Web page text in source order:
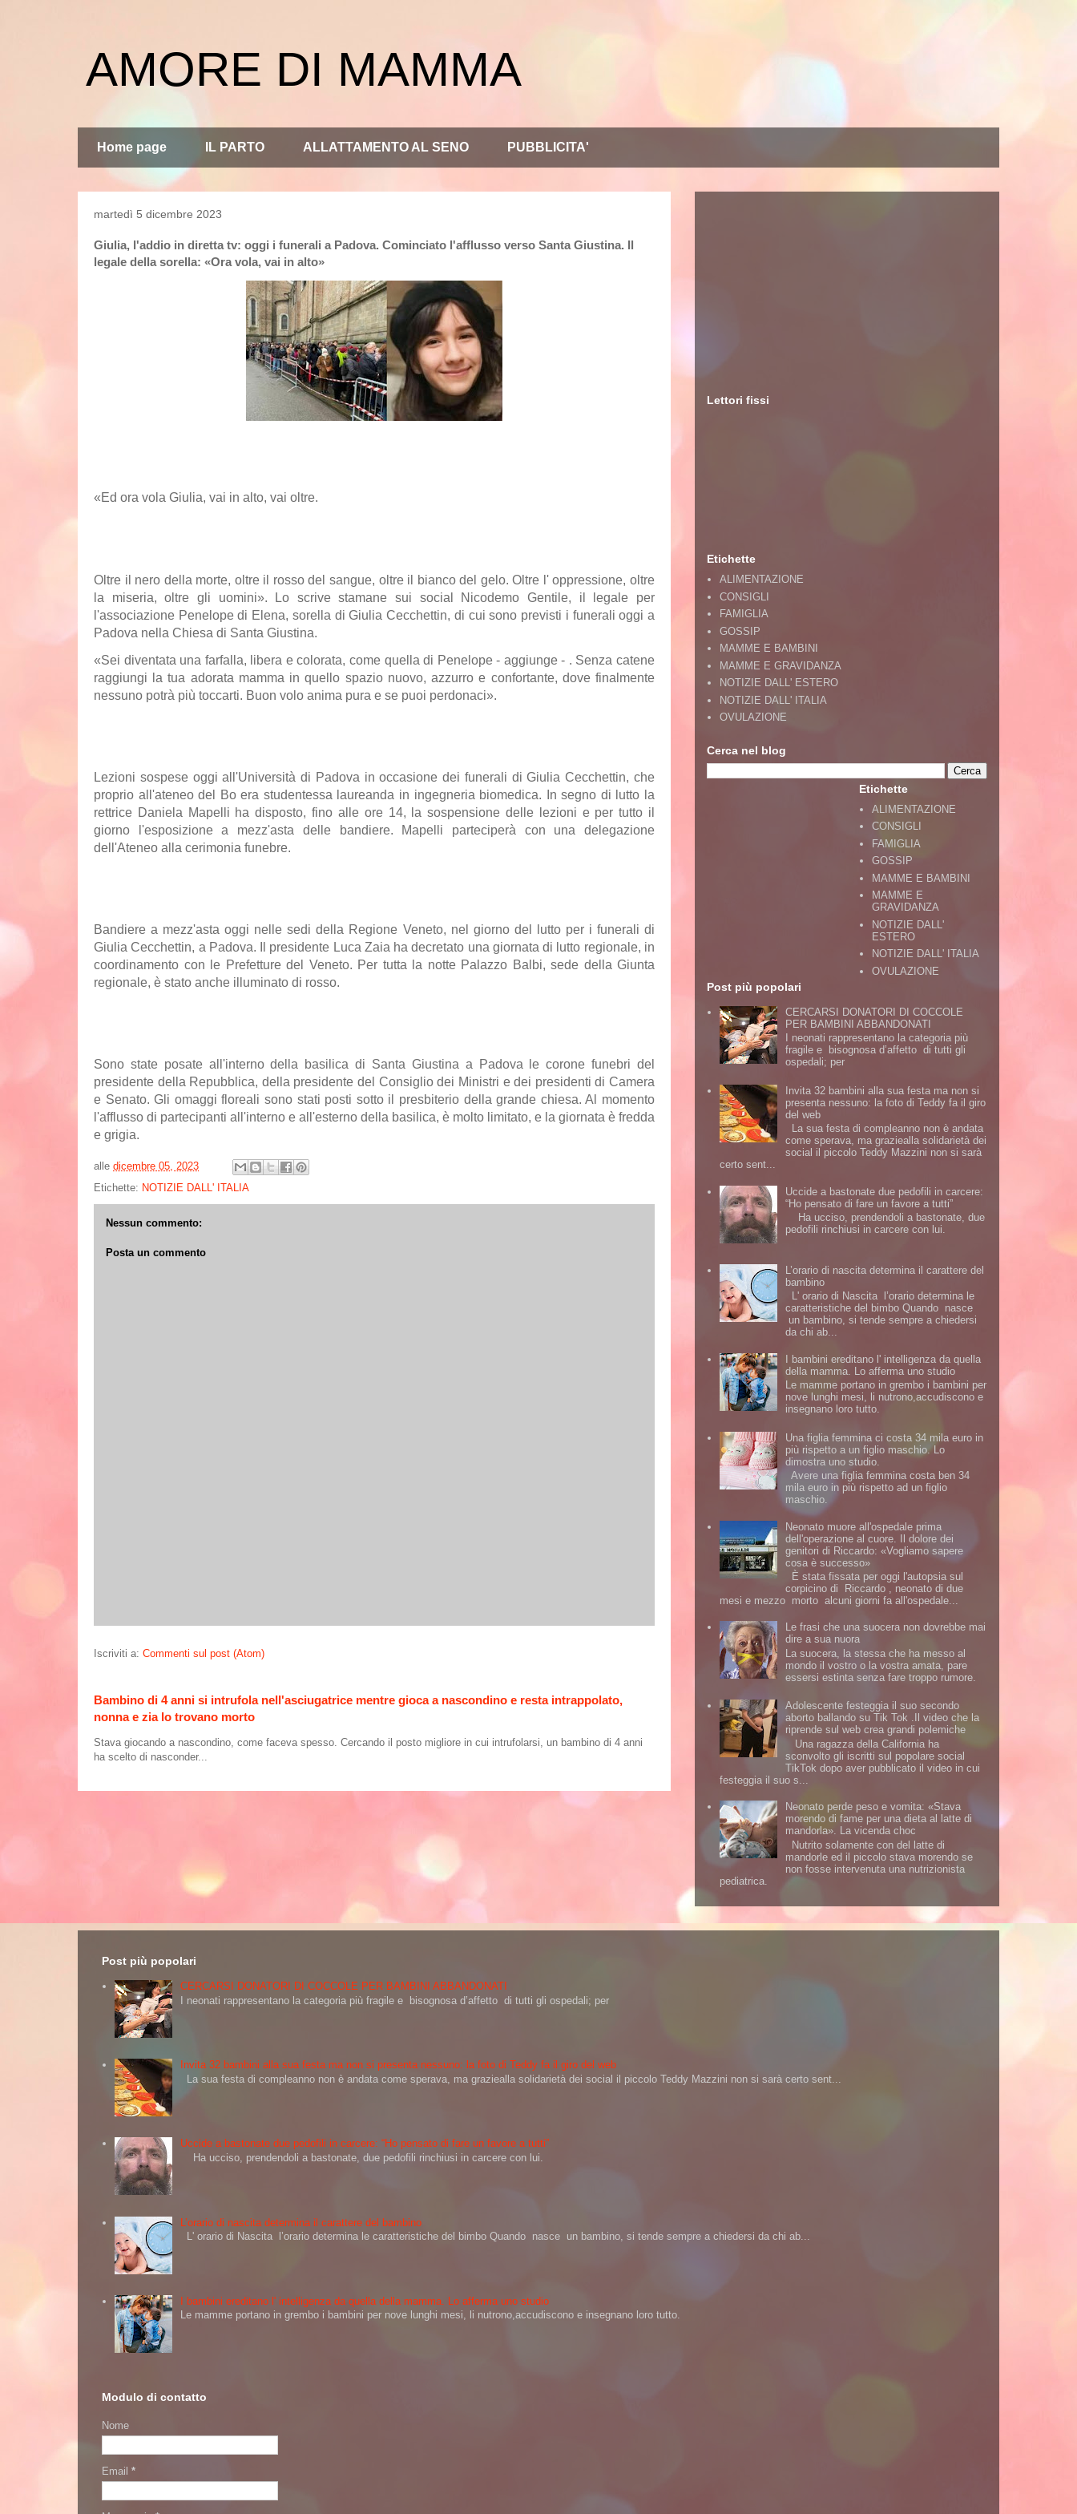
AMORE DI MAMMA
Home page IL PARTO ALLATTAMENTO AL SENO PUBBLICITA'
martedì 5 dicembre 2023
​Giulia, l'addio in diretta tv: oggi i funerali a Padova. Cominciato l'afflusso verso Santa Giustina. Il
legale della sorella: «Ora vola, vai in alto»
«Ed ora vola Giulia, vai in alto, vai oltre.
Oltre il nero della morte, oltre il rosso del sangue, oltre il bianco del gelo. Oltre l' oppressione, oltre
la miseria, oltre gli uomini». Lo scrive stamane sui social Nicodemo Gentile, il legale per
l'associazione Penelope di Elena, sorella di Giulia Cecchettin, di cui sono previsti i funerali oggi a
Padova nella Chiesa di Santa Giustina.
«Sei diventata una farfalla, libera e colorata, come quella di Penelope - aggiunge - . Senza catene
raggiungi la tua adorata mamma in quello spazio nuovo, azzurro e confortante, dove finalmente
nessuno potrà più toccarti. Buon volo anima pura e se puoi perdonaci».
Lezioni sospese oggi all'Università di Padova in occasione dei funerali di Giulia Cecchettin, che
proprio all'ateneo del Bo era studentessa laureanda in ingegneria biomedica. In segno di lutto la
rettrice Daniela Mapelli ha disposto, fino alle ore 14, la sospensione delle lezioni e per tutto il
giorno l'esposizione a mezz'asta delle bandiere. Mapelli parteciperà con una delegazione
dell'Ateneo alla cerimonia funebre.
Bandiere a mezz'asta oggi nelle sedi della Regione Veneto, nel giorno del lutto per i funerali di
Giulia Cecchettin, a Padova. Il presidente Luca Zaia ha decretato una giornata di lutto regionale, in
coordinamento con le Prefetture del Veneto. Per tutta la notte Palazzo Balbi, sede della Giunta
regionale, è stato anche illuminato di rosso.
Sono state posate all'interno della basilica di Santa Giustina a Padova le corone funebri del
presidente della Repubblica, della presidente del Consiglio dei Ministri e dei presidenti di Camera
e Senato. Gli omaggi floreali sono stati posti sotto il presbiterio della grande chiesa. Al momento
l'afflusso di partecipanti all'interno e all'esterno della basilica, è molto limitato, e la giornata è fredda
e grigia.
alle dicembre 05, 2023
Etichette: NOTIZIE DALL' ITALIA
Nessun commento:
Posta un commento
Iscriviti a: Commenti sul post (Atom)
Bambino di 4 anni si intrufola nell'asciugatrice mentre gioca a nascondino e resta intrappolato,
nonna e zia lo trovano morto
Stava giocando a nascondino, come faceva spesso. Cercando il posto migliore in cui intrufolarsi, un bambino di 4 anni
ha scelto di nasconder...
Lettori fissi
Etichette
ALIMENTAZIONE
CONSIGLI
FAMIGLIA
GOSSIP
MAMME E BAMBINI
MAMME E GRAVIDANZA
NOTIZIE DALL' ESTERO
NOTIZIE DALL' ITALIA
OVULAZIONE
Cerca nel blog
Etichette
ALIMENTAZIONE
CONSIGLI
FAMIGLIA
GOSSIP
MAMME E BAMBINI
MAMME E
GRAVIDANZA
NOTIZIE DALL'
ESTERO
NOTIZIE DALL' ITALIA
OVULAZIONE
Post più popolari
CERCARSI DONATORI DI COCCOLE
PER BAMBINI ABBANDONATI
I neonati rappresentano la categoria più
fragile e bisognosa d’affetto di tutti gli
ospedali; per
Invita 32 bambini alla sua festa ma non si
presenta nessuno: la foto di Teddy fa il giro
del web
La sua festa di compleanno non è andata
come sperava, ma graziealla solidarietà dei
social il piccolo Teddy Mazzini non si sarà
certo sent...
Uccide a bastonate due pedofili in carcere:
“Ho pensato di fare un favore a tutti”
Ha ucciso, prendendoli a bastonate, due
pedofili rinchiusi in carcere con lui.
L’orario di nascita determina il carattere del
bambino
L' orario di Nascita l’orario determina le
caratteristiche del bimbo Quando nasce
un bambino, si tende sempre a chiedersi
da chi ab...
I bambini ereditano l' intelligenza da quella
della mamma. Lo afferma uno studio
Le mamme portano in grembo i bambini per
nove lunghi mesi, li nutrono,accudiscono e
insegnano loro tutto.
Una figlia femmina ci costa 34 mila euro in
più rispetto a un figlio maschio. Lo
dimostra uno studio.
Avere una figlia femmina costa ben 34
mila euro in più rispetto ad un figlio
maschio.
Neonato muore all'ospedale prima
dell'operazione al cuore. Il dolore dei
genitori di Riccardo: «Vogliamo sapere
cosa è successo»
È stata fissata per oggi l'autopsia sul
corpicino di Riccardo , neonato di due
mesi e mezzo morto alcuni giorni fa all'ospedale...
Le frasi che una suocera non dovrebbe mai
dire a sua nuora
La suocera, la stessa che ha messo al
mondo il vostro o la vostra amata, pare
essersi estinta senza fare troppo rumore.
Adolescente festeggia il suo secondo
aborto ballando su Tik Tok .Il video che la
riprende sul web crea grandi polemiche
Una ragazza della California ha
sconvolto gli iscritti sul popolare social
TikTok dopo aver pubblicato il video in cui
festeggia il suo s...
Neonato perde peso e vomita: «Stava
morendo di fame per una dieta al latte di
mandorla». La vicenda choc
Nutrito solamente con del latte di
mandorle ed il piccolo stava morendo se
non fosse intervenuta una nutrizionista
pediatrica.
Post più popolari
CERCARSI DONATORI DI COCCOLE PER BAMBINI ABBANDONATI
I neonati rappresentano la categoria più fragile e bisognosa d’affetto di tutti gli ospedali; per
Invita 32 bambini alla sua festa ma non si presenta nessuno: la foto di Teddy fa il giro del web
La sua festa di compleanno non è andata come sperava, ma graziealla solidarietà dei social il piccolo Teddy Mazzini non si sarà certo sent...
Uccide a bastonate due pedofili in carcere: “Ho pensato di fare un favore a tutti”
Ha ucciso, prendendoli a bastonate, due pedofili rinchiusi in carcere con lui.
L’orario di nascita determina il carattere del bambino
L' orario di Nascita l’orario determina le caratteristiche del bimbo Quando nasce un bambino, si tende sempre a chiedersi da chi ab...
I bambini ereditano l' intelligenza da quella della mamma. Lo afferma uno studio
Le mamme portano in grembo i bambini per nove lunghi mesi, li nutrono,accudiscono e insegnano loro tutto.
Modulo di contatto
Nome
Email *